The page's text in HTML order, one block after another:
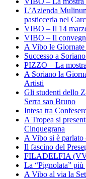
L’Azienda
pasticceria nel
VIBO – Il 14
VIBO – Il
A Vibo le
Successo a
PIZZO – La
A Soriano la
Artisti
Gli studenti dello
Serra san Bruno
Intesa tra
A Tropea si
Cinquegrana
A Vibo si è
Il fascino del
FILADELFIA
La “Pignolata” più
A Vibo al via la